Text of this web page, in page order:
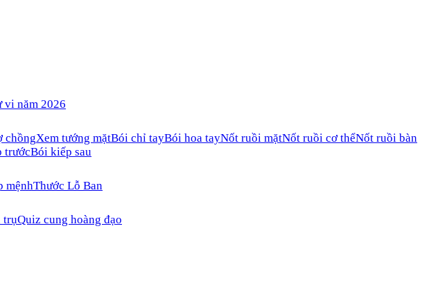
vi năm 2026
chồngXem tướng mặtBói chỉ tayBói hoa tayNốt ruồi mặtNốt ruồi cơ thểNốt ruồi bàn
trướcBói kiếp sau
mệnhThước Lỗ Ban
trụQuiz cung hoàng đạo